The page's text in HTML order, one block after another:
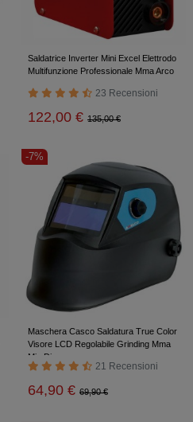
Saldatrice Inverter Mini Excel Elettrodo
Multifunzione Professionale Mma Arco
23 Recensioni
122,00 € 135,00 €
-7%
Maschera Casco Saldatura True Color
Visore LCD Regolabile Grinding Mma
Mig Din
21 Recensioni
64,90 € 69,90 €